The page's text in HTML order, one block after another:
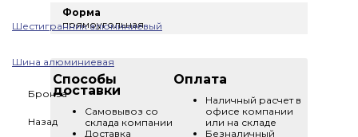
Шестигранник алюминиевый
Шина алюминиевая
Бронза
Назад
Форма
прямоугольная
Способы
доставки
Самовывоз со
склада компании
Доставка
Оплата
Наличный расчет в
офисе компании
или на складе
Безналичный